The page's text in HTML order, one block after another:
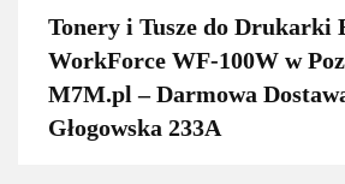
Tonery i Tusze do Drukarki
WorkForce WF-100W w
M7M.pl – Darmowa
Głogowska 233A